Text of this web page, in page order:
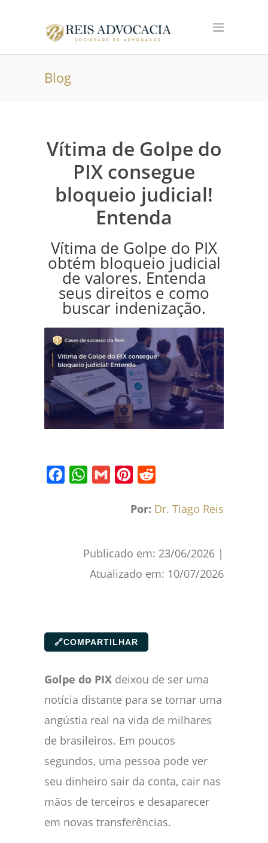
Blog
Vítima de Golpe do
PIX consegue
bloqueio judicial!
Entenda
Vítima de Golpe do PIX
obtém bloqueio judicial
de valores. Entenda
seus direitos e como
buscar indenização.
FacebookWhatsApp
Gmail Pinterest
Por: Dr. Tiago Reis
Publicado em: 23/06/2026 |
Atualizado em: 10/07/2026
🔗COMPARTILHAR
Golpe do PIX deixou de ser uma
notícia distante para se tornar uma
angústia real na vida de milhares
de brasileiros. Em poucos
segundos, uma pessoa pode ver
seu dinheiro sair da conta, cair nas
mãos de terceiros e desaparecer
em novas transferências.